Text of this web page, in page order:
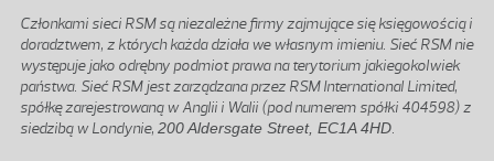
Członkami sieci RSM są niezależne firmy zajmujące się księgowością i
doradztwem, z których każda działa we własnym imieniu. Sieć RSM nie
występuje jako odrębny podmiot prawa na terytorium jakiegokolwiek
państwa. Sieć RSM jest zarządzana przez RSM International Limited,
spółkę zarejestrowaną w Anglii i Walii (pod numerem spółki 404598) z
siedzibą w Londynie, 200 Aldersgate Street, EC1A 4HD.